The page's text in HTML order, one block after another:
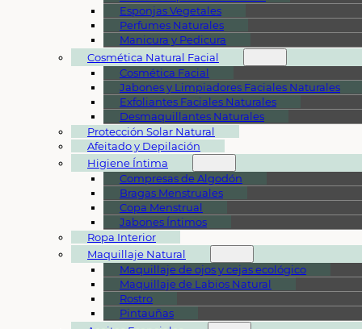
Esponjas Vegetales
Perfumes Naturales
Manicura y Pedicura
Cosmética Natural Facial
Cosmética Facial
Jabones y Limpiadores Faciales Naturales
Exfoliantes Faciales Naturales
Desmaquillantes Naturales
Protección Solar Natural
Afeitado y Depilación
Higiene Íntima
Compresas de Algodón
Bragas Menstruales
Copa Menstrual
Jabones Íntimos
Ropa Interior
Maquillaje Natural
Maquillaje de ojos y cejas ecológico
Maquillaje de Labios Natural
Rostro
Pintauñas